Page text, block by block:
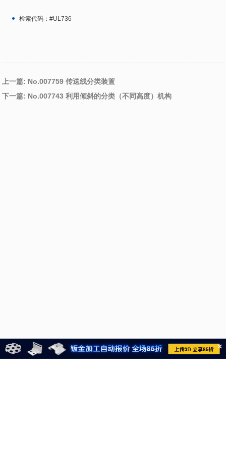
检索代码：#UL736
上一篇: No.007759 传送线分类装置
下一篇: No.007743 利用倾斜的分类（不同高度）机构
×